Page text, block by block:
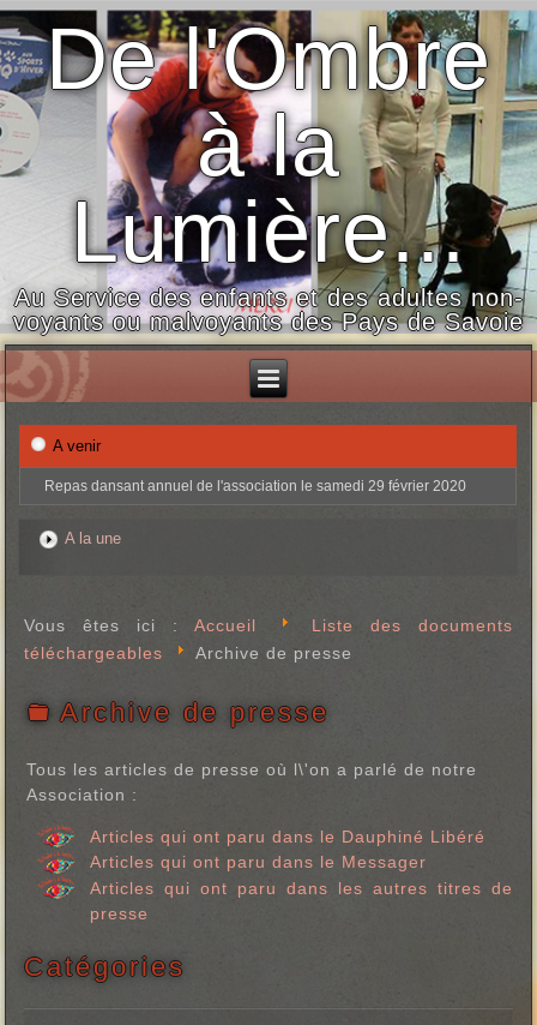
De l'Ombre
à la
Lumière...
Au Service des enfants et des adultes non-
voyants ou malvoyants des Pays de Savoie
A venir
Repas dansant annuel de l'association le samedi 29 février 2020
A la une
Vous êtes ici :Accueil
Liste des documents
téléchargeables
Archive de presse
f
l
e
r
Archive de presse
Tous les articles de presse où l\'on a parlé de notre
Association :
Articles qui ont paru dans le Dauphiné Libéré
Articles qui ont paru dans le Messager
Articles qui ont paru dans les autres titres de
presse
Catégories